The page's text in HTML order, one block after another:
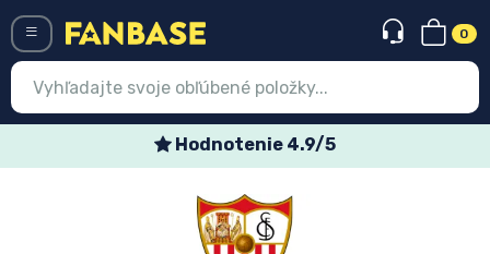
0
Hodnotenie 4.9/5